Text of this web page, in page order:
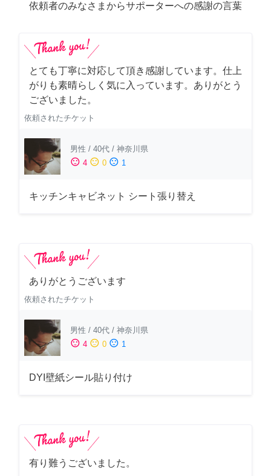
依頼者のみなさまからサポーターへの感謝の言葉
とても丁寧に対応して頂き感謝しています。仕上
がりも素晴らしく気に入っています。ありがとう
ございました。
依頼されたチケット
男性 / 40代 / 神奈川県
sentiment_satisfied 4 sentiment_neutral 0 sentiment_dissatisfied 1
キッチンキャビネット シート張り替え
ありがとうございます
依頼されたチケット
男性 / 40代 / 神奈川県
sentiment_satisfied 4 sentiment_neutral 0 sentiment_dissatisfied 1
DYI壁紙シール貼り付け
有り難うございました。